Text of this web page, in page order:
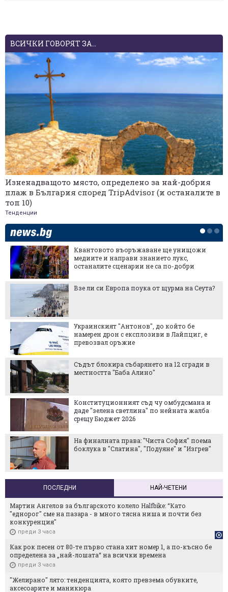
ВСИЧКИ ГОВОРЯТ ЗА...
Изненадващото място, определено за най-добрия
плаж в България според TripAdvisor (и останалите в
топ 10)
Тенденции
е
в
поема
Купихте апартамент? Гответе се за
на квадрат, за да заживеете в него
Заради сушата: Слабата реколта в
Сделка за $100 милиона въоръжава
с хиляди дронове, които убиват
Ще зейне ли истинска дупка в
Метрото стига до "Левски Г" на 15
ПроКредит Банк България, ЕБВР и
Европейският съюз стартират
ПОСЛЕДНИ НАЙ-ЧЕТЕНИ
Мартин Ангелов за българското колело Halfbike: “Като
"еднорог" сме на пазара - в много тясна ниша и почти без
конкуренция"
преди 3 часа
Как рок песен от 80-те първо стана хит номер 1, а по-късно бе
определена за „най-лошата“ на всички времена
преди 3 часа
"Желирано" лято: тенденцията, която превзема обувките,
аксесоарите и маникюра